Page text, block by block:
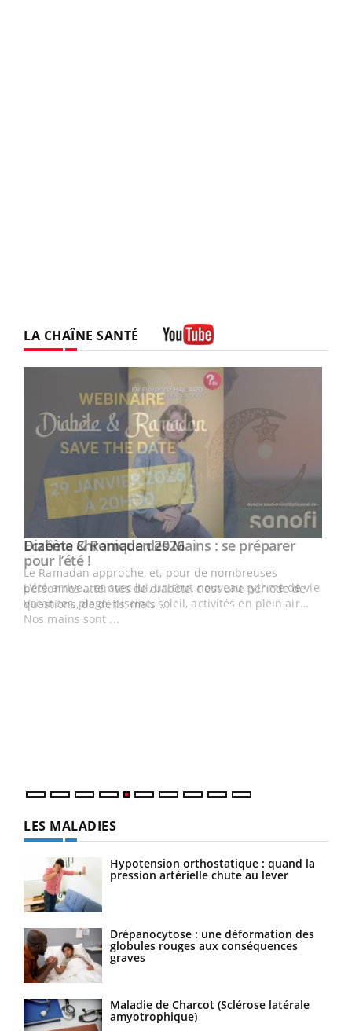
LA CHAÎNE SANTÉ
Youtube
Diabète & Ramadan 2026Youtube
Le Ramadan approche, et, pour de nombreuses
personnes atteintes de diabète, c'est une période de
questions, de défis, mais ...
LES MALADIES
Hypotension orthostatique : quand la
pression artérielle chute au lever
Drépanocytose : une déformation des
globules rouges aux conséquences
graves
Maladie de Charcot (Sclérose latérale
amyotrophique)